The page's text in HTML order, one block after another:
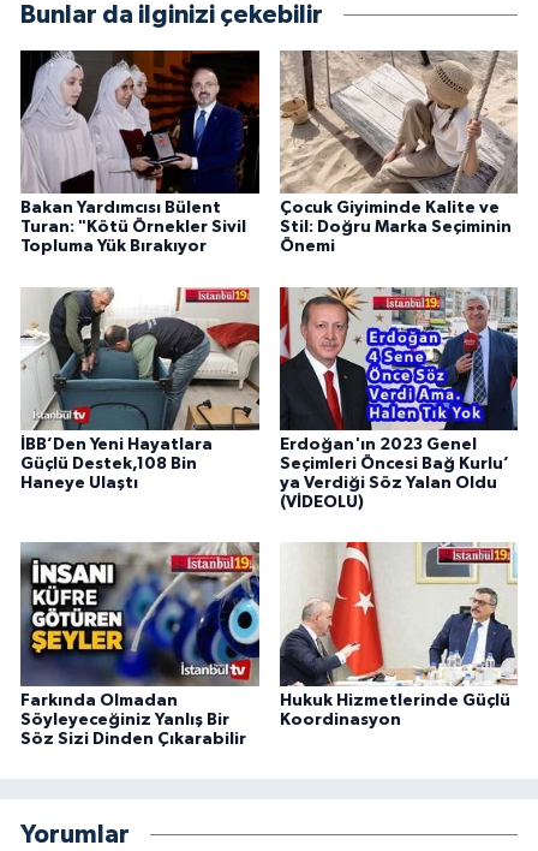
Bunlar da ilginizi çekebilir
Bakan Yardımcısı Bülent
Turan: "Kötü Örnekler Sivil
Topluma Yük Bırakıyor
Çocuk Giyiminde Kalite ve
Stil: Doğru Marka Seçiminin
Önemi
İBB’Den Yeni Hayatlara
Güçlü Destek,108 Bin
Haneye Ulaştı
Erdoğan'ın 2023 Genel
Seçimleri Öncesi Bağ Kurlu’
ya Verdiği Söz Yalan Oldu
(VİDEOLU)
Farkında Olmadan
Söyleyeceğiniz Yanlış Bir
Söz Sizi Dinden Çıkarabilir
Hukuk Hizmetlerinde Güçlü
Koordinasyon
Yorumlar